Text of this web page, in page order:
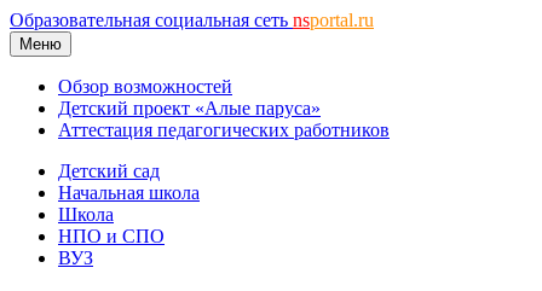
Образовательная социальная сеть nsportal.ru
Меню
Обзор возможностей
Детский проект «Алые паруса»
Аттестация педагогических работников
Детский сад
Начальная школа
Школа
НПО и СПО
ВУЗ